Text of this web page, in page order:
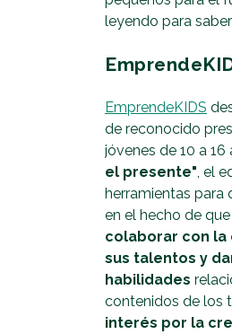
leyendo para
EmprendeKIDS
de reconocido
jóvenes de 10 a 16
el presente", el
herramientas para
en el hecho de
colaborar con la
sus talentos y
habilidades
contenidos de los
interés por la